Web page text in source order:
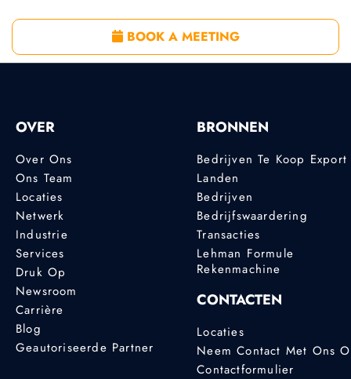
BOOK A MEETING
OVER
Over Ons
Ons Team
Locaties
Netwerk
Industrie
Services
Druk Op
Newsroom
Carrière
Blog
Geautoriseerde Partner
BRONNEN
Bedrijven Te Koop Export
Landen
Bedrijven
Bedrijfswaardering
Transacties
Lehman Formule
Rekenmachine
CONTACTEN
Locaties
Neem Contact Met Ons
Contactformulier